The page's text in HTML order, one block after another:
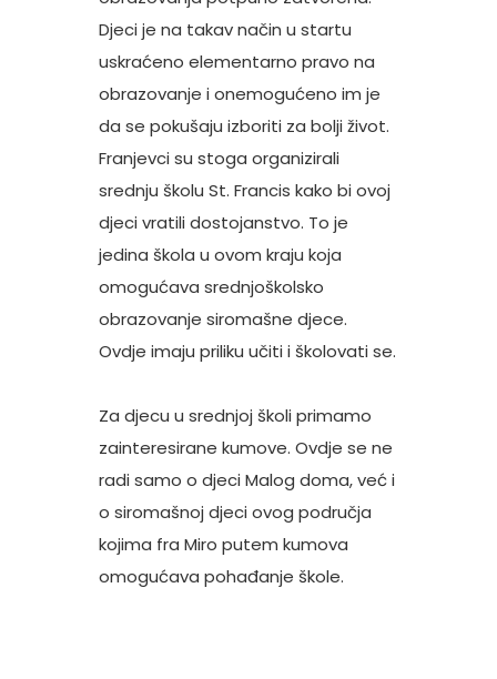
Djeci je na takav način u startu
uskraćeno elementarno pravo na
obrazovanje i onemogućeno im je
da se pokušaju izboriti za bolji život.
Franjevci su stoga organizirali
srednju školu St. Francis kako bi ovoj
djeci vratili dostojanstvo. To je
jedina škola u ovom kraju koja
omogućava srednjoškolsko
obrazovanje siromašne djece.
Ovdje imaju priliku učiti i školovati se.
Za djecu u srednjoj školi primamo
zainteresirane kumove. Ovdje se ne
radi samo o djeci Malog doma, već i
o siromašnoj djeci ovog područja
kojima fra Miro putem kumova
omogućava pohađanje škole.